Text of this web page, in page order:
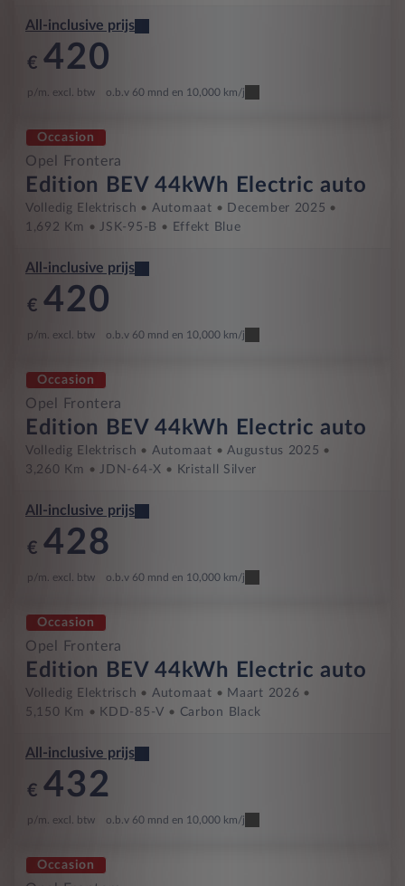
All-inclusive prijs
€ 420
p/m. excl. btw o.b.v 60 mnd en 10,000 km/j
Occasion
Opel Frontera
Edition BEV 44kWh Electric auto
Volledig Elektrisch Automaat
December 2025
1,692 Km
JSK-95-B Effekt Blue
All-inclusive prijs
€ 420
p/m. excl. btw o.b.v 60 mnd en 10,000 km/j
Occasion
Opel Frontera
Edition BEV 44kWh Electric auto
Volledig Elektrisch Automaat
Augustus 2025
3,260 Km
JDN-64-X Kristall Silver
All-inclusive prijs
€ 428
p/m. excl. btw o.b.v 60 mnd en 10,000 km/j
Occasion
Opel Frontera
Edition BEV 44kWh Electric auto
Volledig Elektrisch Automaat
Maart 2026
5,150 Km
KDD-85-V Carbon Black
All-inclusive prijs
€ 432
p/m. excl. btw o.b.v 60 mnd en 10,000 km/j
Occasion